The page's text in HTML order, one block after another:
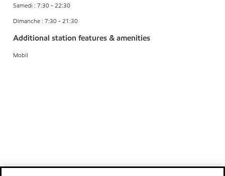
Samedi : 7:30 - 22:30
Dimanche : 7:30 - 21:30
Additional station features & amenities
Mobil